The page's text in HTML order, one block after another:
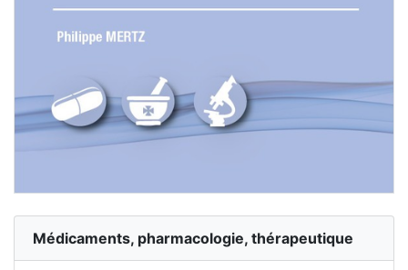
Médicaments, pharmacologie, thérapeutique